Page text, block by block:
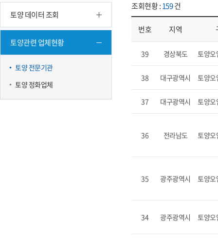
토양 데이터 조회
토양관련 업체현황
토양 전문기관
토양 정화업체
조회현황 :159건
번호 지역
39 경상북도 토양오
38 대구광역시 토양오
37 대구광역시 토양오
36 전라남도 토양오
35 광주광역시 토양오
34 광주광역시 토양오